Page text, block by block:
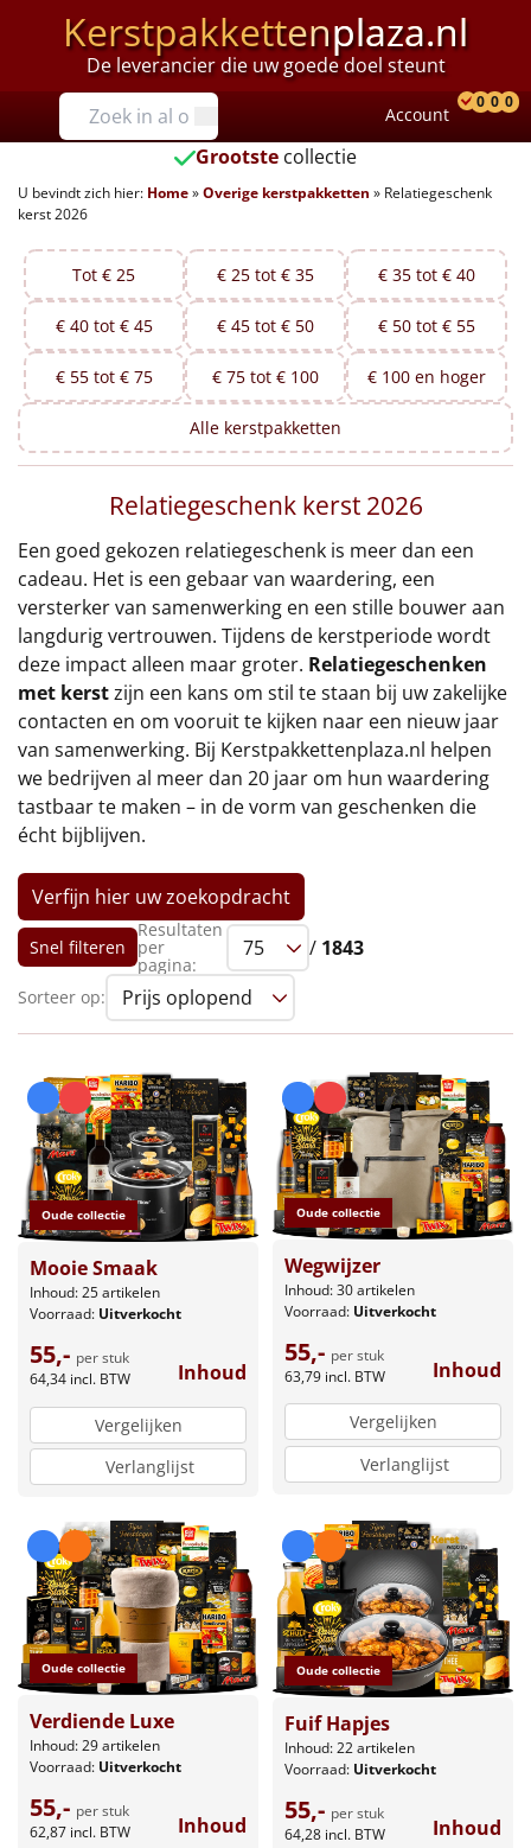
Kerstpakkettenplaza.nl
De leverancier die uw goede doel steunt
Prijzen
Tot €25
€25 tot €35
€35 tot €40
€40 tot €45
€45 tot €50
€50 tot €55
€75 tot €100
€100 en hoger
Alle kerstpakketten 2026
Thema
Origineel
Rituals
Luxe
Mannen
Vrouwen
Duurzaam
Leuke
Goedkope
Uniek
Alle thema's
Artikel
Hitster NIEUW
Pizzarette
Tas
Wake up light
NIEUW
Borrelplank
Warmtekussen
NIEUW
Slowcooker POPULAIR
Noodradio NIEUW
Deken (fleece plaid)
Account
0 0 0
Grootste collectie
U bevindt zich hier: Home»Overige kerstpakketten » Relatiegeschenk
kerst 2026
Tot € 25 € 25 tot € 35 € 35 tot € 40
€ 40 tot € 45 € 45 tot € 50 € 50 tot € 55
€ 55 tot € 75 € 75 tot € 100 € 100 en hoger
Alle kerstpakketten
Relatiegeschenk kerst 2026
Een goed gekozen relatiegeschenk is meer dan een
cadeau. Het is een gebaar van waardering, een
versterker van samenwerking en een stille bouwer aan
langdurig vertrouwen. Tijdens de kerstperiode wordt
deze impact alleen maar groter. Relatiegeschenken
met kerstzijn een kans om stil te staan bij uw zakelijke
contacten en om vooruit te kijken naar een nieuw jaar
van samenwerking. Bij Kerstpakkettenplaza.nl helpen
we bedrijven al meer dan 20 jaar om hun waardering
tastbaar te maken – in de vorm van geschenken die
écht bijblijven.
Verfijn hier uw zoekopdracht
Snel filteren
Resultaten
per
pagina:
/ 1843
Sorteer op:
Oude collectie
Mooie Smaak
Inhoud: 25 artikelen
Voorraad: Uitverkocht
55,- per stuk
64,34 incl. BTW Inhoud
Vergelijken
Verlanglijst
Oude collectie
Wegwijzer
Inhoud: 30 artikelen
Voorraad: Uitverkocht
55,- per stuk
63,79 incl. BTW Inhoud
Vergelijken
Verlanglijst
Oude collectie
Verdiende Luxe
Inhoud: 29 artikelen
Voorraad: Uitverkocht
55,- per stuk
62,87 incl. BTW Inhoud
Oude collectie
Fuif Hapjes
Inhoud: 22 artikelen
Voorraad: Uitverkocht
55,- per stuk
64,28 incl. BTW Inhoud